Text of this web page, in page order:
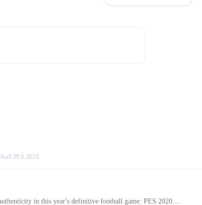
PES 2020
in this year's definitive football game: PES 2020....